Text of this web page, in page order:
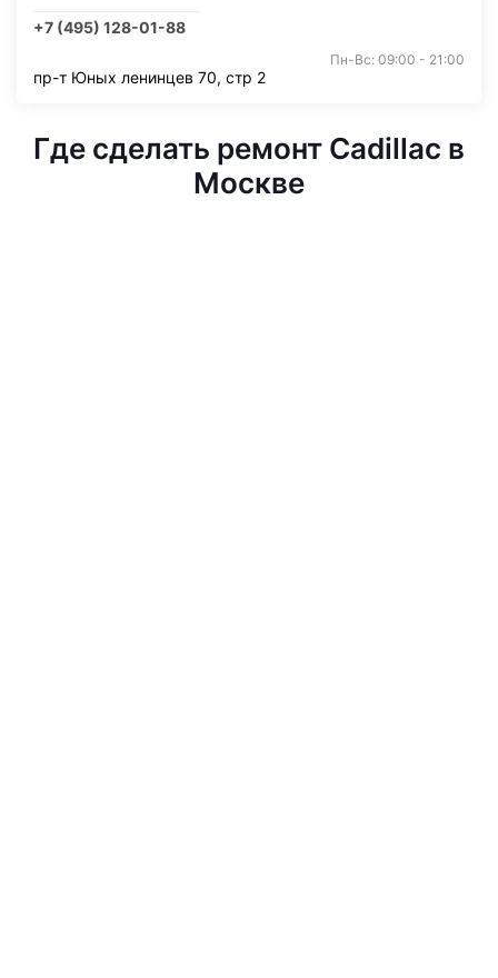
+7 (495) 128-01-88
Пн-Вс: 09:00 - 21:00
пр-т Юных ленинцев 70, стр 2
Где сделать ремонт Cadillac в
Москве